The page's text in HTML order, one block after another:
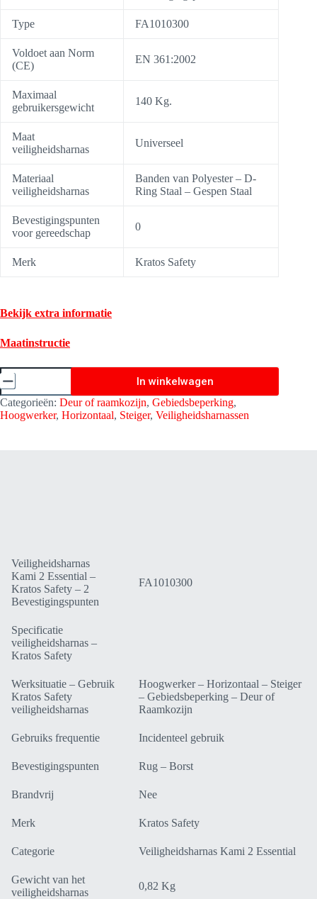
Type FA1010300
Voldoet aan Norm
(CE)
EN 361:2002
Maximaal
gebruikersgewicht
140 Kg.
Maat
veiligheidsharnas
Universeel
Materiaal
veiligheidsharnas
Banden van Polyester – D-
Ring Staal – Gespen Staal
Bevestigingspunten
voor gereedschap
0
Merk Kratos Safety
Bekijk extra informatie
Maatinstructie
Veiligheidsharnas
Kami
2
Essential
-
In winkelwagen
Categorieën: Deur of raamkozijn, Gebiedsbeperking,
Hoogwerker, Horizontaal, Steiger, Veiligheidsharnassen
Veiligheidsharnas
Kami 2 Essential –
Kratos Safety – 2
Bevestigingspunten
FA1010300
Specificatie
veiligheidsharnas –
Kratos Safety
Werksituatie – Gebruik
Kratos Safety
veiligheidsharnas
Hoogwerker – Horizontaal – Steiger
– Gebiedsbeperking – Deur of
Raamkozijn
Gebruiks frequentie Incidenteel gebruik
Bevestigingspunten Rug – Borst
Brandvrij Nee
Merk Kratos Safety
Categorie Veiligheidsharnas Kami 2 Essential
Gewicht van het
veiligheidsharnas
0,82 Kg